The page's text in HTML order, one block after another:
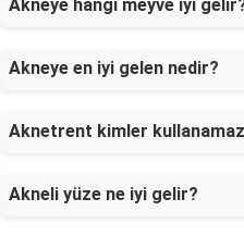
Akneye hangi meyve iyi
Akneye en iyi gelen nedir?
Aknetrent kimler
Akneli yüze ne iyi gelir?